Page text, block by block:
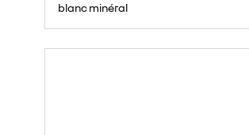
blanc minéral